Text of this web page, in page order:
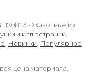
- Животные из
и иллюстрации,
, Новинки, Популярное
цена материала.